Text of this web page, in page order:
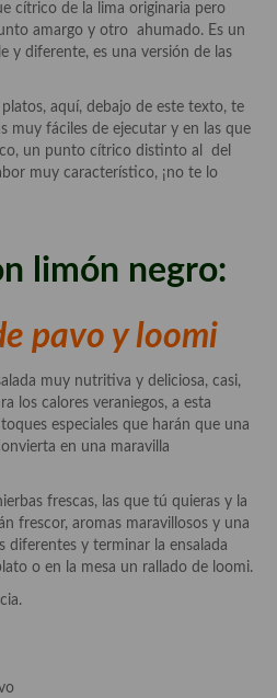
cítrico de la lima originaria pero
amargo y otro ahumado. Es un
y diferente, es una versión de las
aquí, debajo de este texto, te
muy fáciles de ejecutar y en las que
un punto cítrico distinto al del
muy característico, ¡no te lo
limón negro:
pavo y loomi
muy nutritiva y deliciosa, casi,
los calores veraniegos, a esta
especiales que harán que una
en una maravilla
frescas, las que tú quieras y la
frescor, aromas maravillosos y una
diferentes y terminar la ensalada
o en la mesa un rallado de loomi.